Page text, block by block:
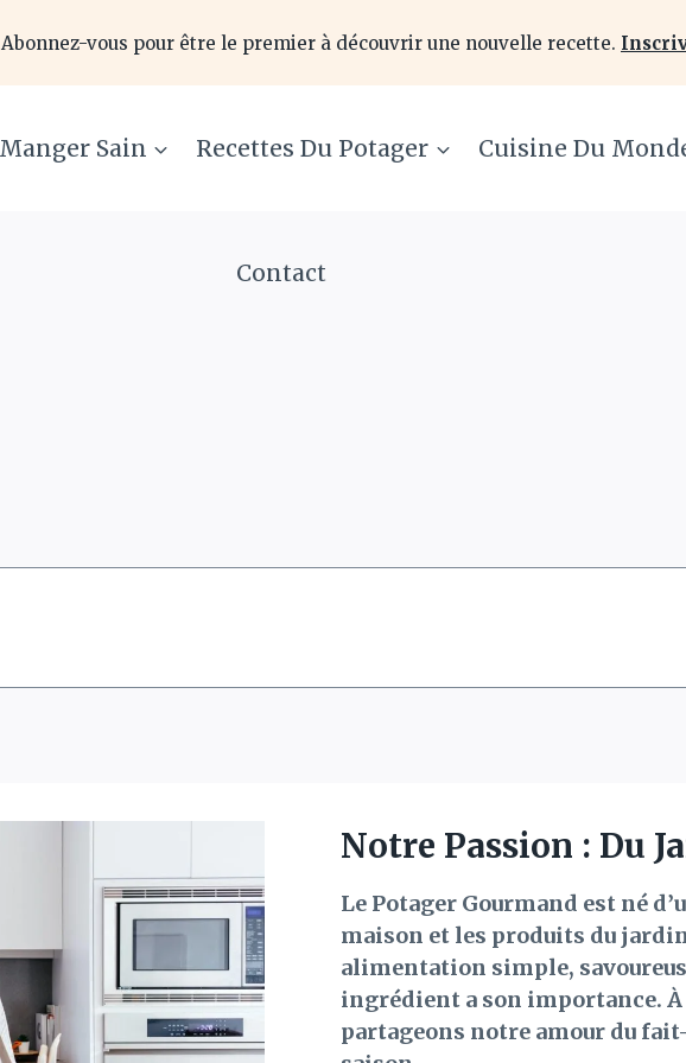
Abonnez-vous pour être le premier à découvrir une nouvelle recette.
Manger Sain Recettes Du Potager Cuisine Du
Contact
Notre Passion : Du
Le Potager Gourmand est né
maison et les produits du
alimentation simple,
ingrédient a son importance.
partageons notre amour du